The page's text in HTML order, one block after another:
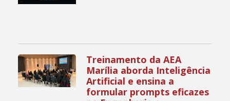
Treinamento da AEA
Marília aborda Inteligência
Artificial e ensina a
formular prompts eficazes